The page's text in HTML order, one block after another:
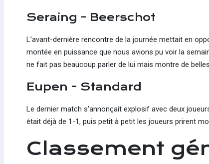
Seraing - Beerschot
L’avant-dernière rencontre de la journée mettait en
montée en puissance que nous avions pu voir la
ne fait pas beaucoup parler de lui mais montre de
Eupen - Standard
Le dernier match s'annonçait explosif avec deux
était déjà de 1-1, puis petit à petit les joueurs prirent
Classement